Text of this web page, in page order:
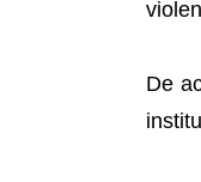
De